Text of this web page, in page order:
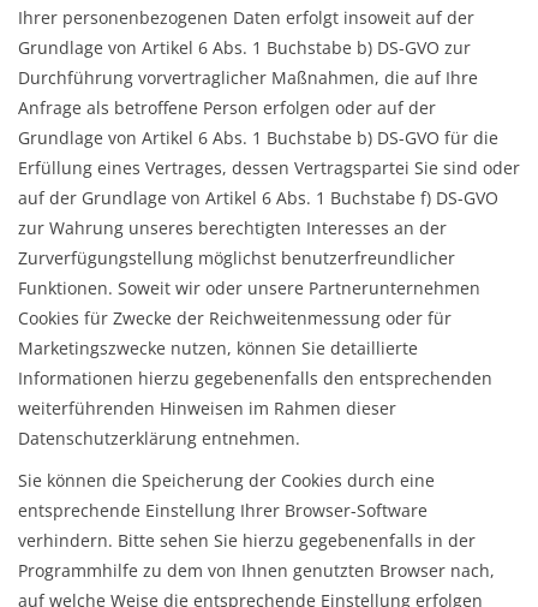
Ihrer personenbezogenen Daten erfolgt insoweit auf der
Grundlage von Artikel 6 Abs. 1 Buchstabe b) DS-GVO zur
Durchführung vorvertraglicher Maßnahmen, die auf Ihre
Anfrage als betroffene Person erfolgen oder auf der
Grundlage von Artikel 6 Abs. 1 Buchstabe b) DS-GVO für die
Erfüllung eines Vertrages, dessen Vertragspartei Sie sind oder
auf der Grundlage von Artikel 6 Abs. 1 Buchstabe f) DS-GVO
zur Wahrung unseres berechtigten Interesses an der
Zurverfügungstellung möglichst benutzerfreundlicher
Funktionen. Soweit wir oder unsere Partnerunternehmen
Cookies für Zwecke der Reichweitenmessung oder für
Marketingszwecke nutzen, können Sie detaillierte
Informationen hierzu gegebenenfalls den entsprechenden
weiterführenden Hinweisen im Rahmen dieser
Datenschutzerklärung entnehmen.
Sie können die Speicherung der Cookies durch eine
entsprechende Einstellung Ihrer Browser-Software
verhindern. Bitte sehen Sie hierzu gegebenenfalls in der
Programmhilfe zu dem von Ihnen genutzten Browser nach,
auf welche Weise die entsprechende Einstellung erfolgen